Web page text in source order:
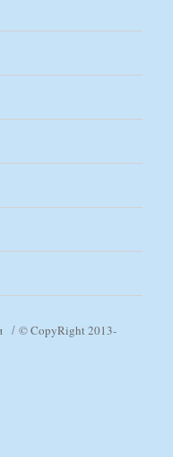
© CopyRight 2013-